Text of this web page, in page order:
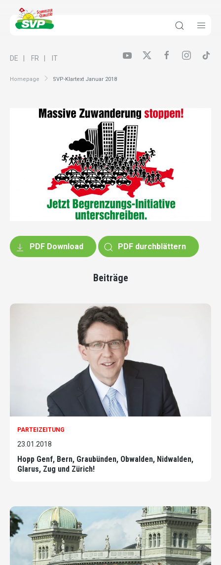
Homepage SVP-Klartext Januar 2018
DE FR IT
PDF Download PDF durchblättern
Beiträge
PARTEIZEITUNG
23.01.2018
Hopp Genf, Bern, Graubünden, Obwalden, Nidwalden,
Glarus, Zug und Zürich!